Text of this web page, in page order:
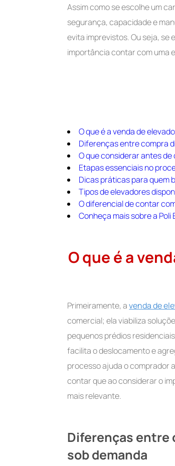
Assim como se escolhe um
segurança, capacidade e
evita imprevistos. Ou seja, se
importância contar com uma
O que é a venda de
Diferenças entre compra
O que considerar antes
Etapas essenciais no
Dicas práticas para quem
Tipos de elevadores
O diferencial de contar
Conheça mais sobre a Poli
O que é a
Primeiramente, avenda de
comercial; ela viabiliza
pequenos prédios
facilita o deslocamento e
processo ajuda o comprador
contar que ao considerar o
mais relevante.
Diferenças entre
sob demanda